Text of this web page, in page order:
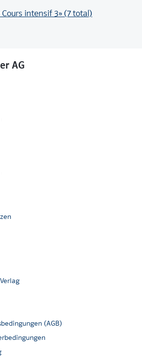
intensif 3» (7 total)
AG
(AGB)